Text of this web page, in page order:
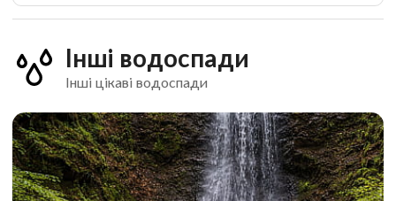
Інші водоспади
Інші цікаві водоспади